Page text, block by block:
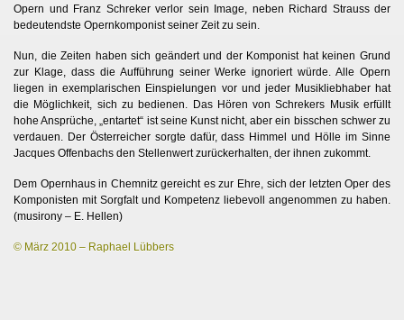
Opern und Franz Schreker verlor sein Image, neben Richard Strauss der
bedeutendste Opernkomponist seiner Zeit zu sein.
Nun, die Zeiten haben sich geändert und der Komponist hat keinen Grund
zur Klage, dass die Aufführung seiner Werke ignoriert würde. Alle Opern
liegen in exemplarischen Einspielungen vor und jeder Musikliebhaber hat
die Möglichkeit, sich zu bedienen. Das Hören von Schrekers Musik erfüllt
hohe Ansprüche, „entartet“ ist seine Kunst nicht, aber ein bisschen schwer zu
verdauen. Der Österreicher sorgte dafür, dass Himmel und Hölle im Sinne
Jacques Offenbachs den Stellenwert zurückerhalten, der ihnen zukommt.
Dem Opernhaus in Chemnitz gereicht es zur Ehre, sich der letzten Oper des
Komponisten mit Sorgfalt und Kompetenz liebevoll angenommen zu haben.
(musirony – E. Hellen)
© März 2010 – Raphael Lübbers